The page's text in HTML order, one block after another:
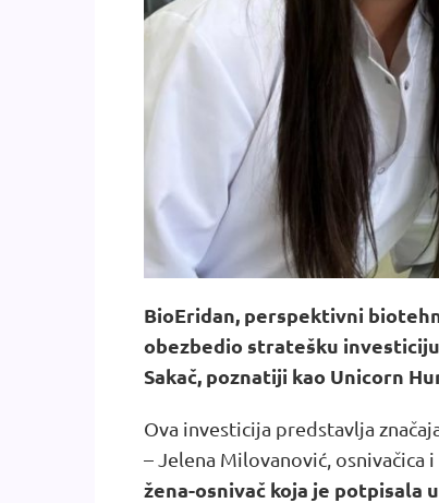
BioEridan, perspektivni
obezbedio stratešku
Sakač, poznatiji kao Unicorn
Ova investicija predstavlja
– Jelena Milovanović, osnivačica
žena-osnivač koja je potpisala